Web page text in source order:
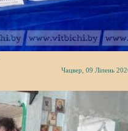
Чацвер, 09 Ліпень